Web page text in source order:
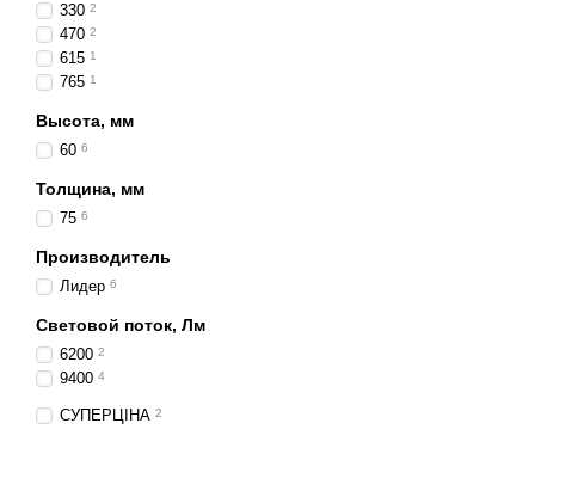
330 2
470 2
615 1
765 1
Высота, мм
60 6
Толщина, мм
75 6
Производитель
Лидер 6
Световой поток, Лм
6200 2
9400 4
СУПЕРЦІНА 2